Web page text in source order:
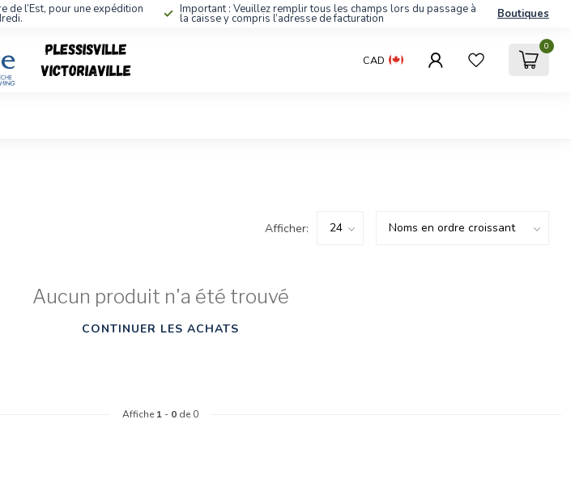
de l’Est, pour une expédition Important : Veuillez remplir tous les champs lors du passage à
la caisse y compris l’adresse de facturation Boutiques
CAD
0
Afficher:
Aucun produit n'a été trouvé
CONTINUER LES ACHATS
Affiche 1 - 0 de 0